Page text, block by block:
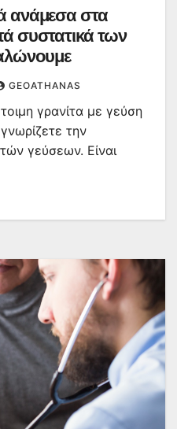
ανάμεσα στα
συστατικά των
GEOATHANAS
γρανίτα με γεύση
την
γεύσεων. Είναι